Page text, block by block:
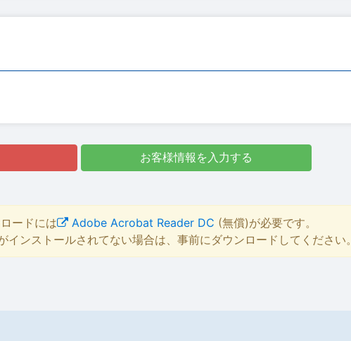
お客様情報を入力する
ードには Adobe Acrobat Reader DC (無償)が必要です。
ンストールされてない場合は、事前にダウンロードしてください。